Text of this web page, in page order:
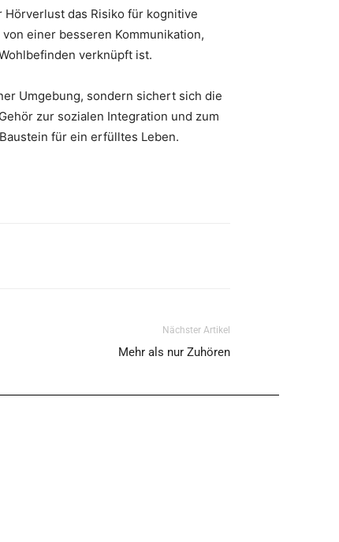
das Risiko für kognitive
einer besseren Kommunikation,
verknüpft ist.
Umgebung, sondern sichert sich die
zur sozialen Integration und zum
für ein erfülltes Leben.
Nächster Artikel
Mehr als nur Zuhören